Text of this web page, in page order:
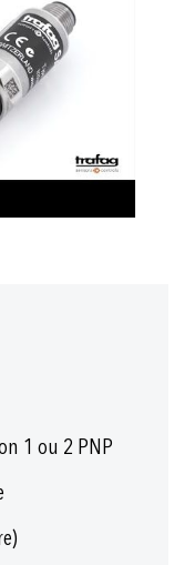
1 ou 2 PNP